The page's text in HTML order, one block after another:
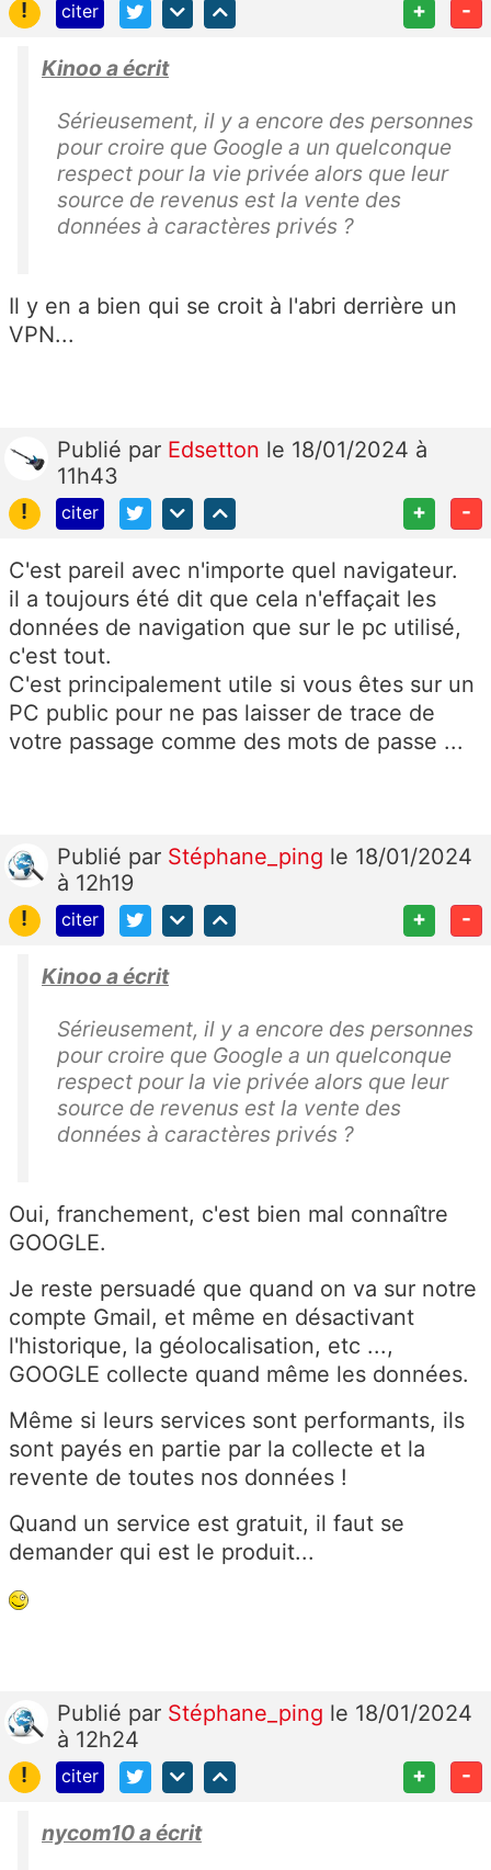
! citer + -
Kinoo a écrit
Sérieusement, il y a encore des personnes
pour croire que Google a un quelconque
respect pour la vie privée alors que leur
source de revenus est la vente des
données à caractères privés ?
Il y en a bien qui se croit à l'abri derrière un
VPN...
Publié par Edsetton le 18/01/2024 à
11h43
!
citer + -
C'est pareil avec n'importe quel navigateur.
il a toujours été dit que cela n'effaçait les
données de navigation que sur le pc utilisé,
c'est tout.
C'est principalement utile si vous êtes sur un
PC public pour ne pas laisser de trace de
votre passage comme des mots de passe ...
Publié par Stéphane_ping le 18/01/2024
à 12h19
!
citer + -
Kinoo a écrit
Sérieusement, il y a encore des personnes
pour croire que Google a un quelconque
respect pour la vie privée alors que leur
source de revenus est la vente des
données à caractères privés ?
Oui, franchement, c'est bien mal connaître
GOOGLE.
Je reste persuadé que quand on va sur notre
compte Gmail, et même en désactivant
l'historique, la géolocalisation, etc ...,
GOOGLE collecte quand même les données.
Même si leurs services sont performants, ils
sont payés en partie par la collecte et la
revente de toutes nos données !
Quand un service est gratuit, il faut se
demander qui est le produit...
Publié par Stéphane_ping le 18/01/2024
à 12h24
!
citer + -
nycom10 a écrit